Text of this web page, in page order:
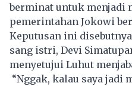
berminat untuk menjadi
pemerintahan Jokowi
Keputusan ini
sang istri, Devi
menyetujui Luhut
“Nggak, kalau saya jadi